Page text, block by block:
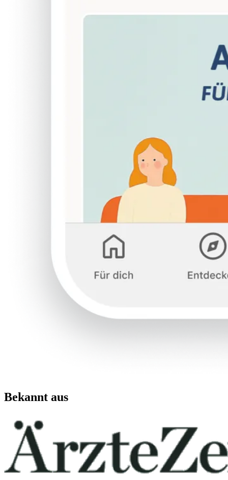
Bekannt aus